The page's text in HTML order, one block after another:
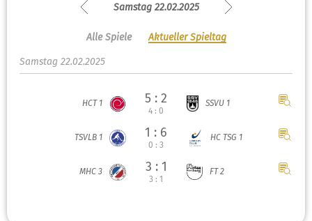
Samstag 22.02.2025
Alle Spiele Aktueller Spieltag
Samstag 22.02.2025
HCT 1 5 : 2
4 : 0
SSVU 1
TSVLB 1 1 : 6
0 : 3
HC TSG 1
MHC 3 3 : 1
3 : 1
FT 2